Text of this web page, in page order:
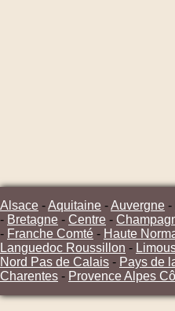
Alsace -Aquitaine -Auvergne -
- Bretagne - Centre -
- Franche Comté - Haute
Languedoc Roussillon -
Nord Pas de Calais - Pays de
Charentes - Provence Alpes